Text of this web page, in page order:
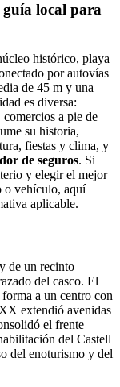
guía local para
histórico, playa
por autovías
de 45 m y una
es diversa:
a pie de
su historia,
fiestas y clima, y
de seguros. Si
y elegir el mejor
o vehículo, aquí
aplicable.
de un recinto
del casco. El
a un centro con
extendió avenidas
el frente
del Castell
del enoturismo y del